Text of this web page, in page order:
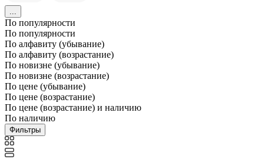
...
По популярности
По популярности
По алфавиту (убывание)
По алфавиту (возрастание)
По новизне (убывание)
По новизне (возрастание)
По цене (убывание)
По цене (возрастание)
По цене (возрастание) и наличию
По наличию
Фильтры